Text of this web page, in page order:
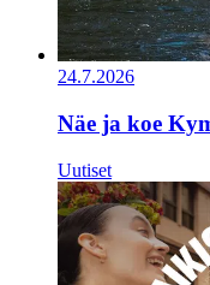
24.7.2026
Näe ja koe
Uutiset